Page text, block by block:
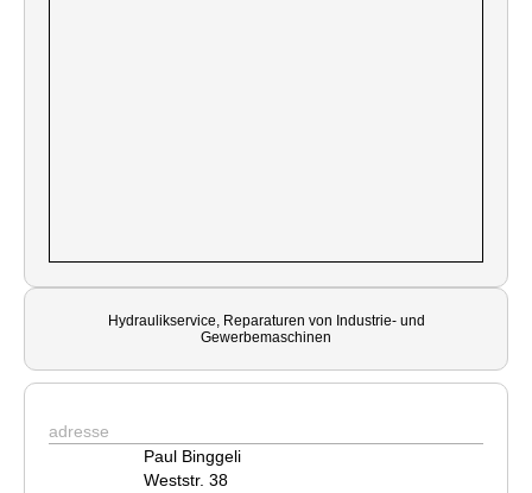
Hydraulikservice, Reparaturen von Industrie- und
Gewerbemaschinen
adresse
Paul Binggeli
Weststr. 38